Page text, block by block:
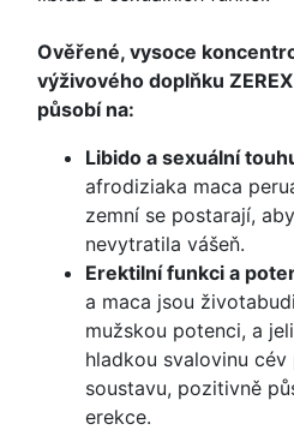
Ověřené, vysoce
výživového doplňku
působí na:
Libido a sexuální
afrodiziaka maca
zemní se postarají,
nevytratila vášeň.
Erektilní funkci a
a maca jsou
mužskou potenci, a
hladkou svalovinu
soustavu, pozitivně
erekce.